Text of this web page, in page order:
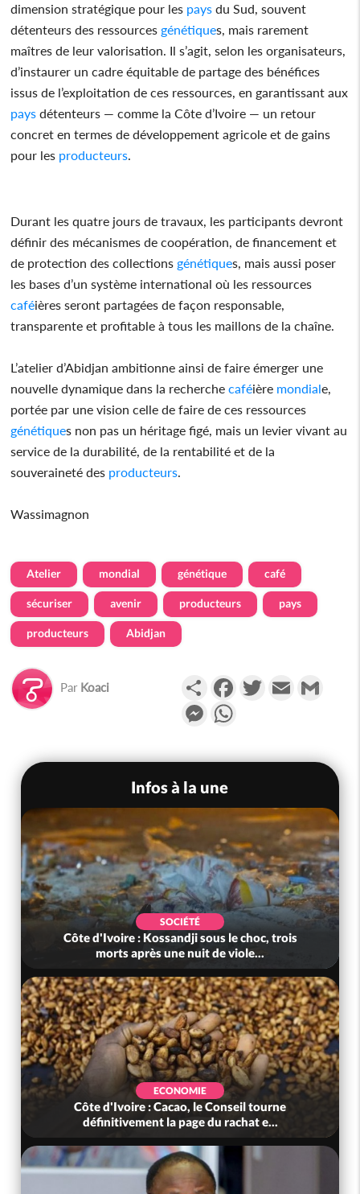
dimension stratégique pour les pays du Sud, souvent
détenteurs des ressources génétiques, mais rarement
maîtres de leur valorisation. Il s’agit, selon les organisateurs,
d’instaurer un cadre équitable de partage des bénéfices
issus de l’exploitation de ces ressources, en garantissant aux
pays détenteurs — comme la Côte d’Ivoire — un retour
concret en termes de développement agricole et de gains
pour les producteurs.
Durant les quatre jours de travaux, les participants devront
définir des mécanismes de coopération, de financement et
de protection des collections génétiques, mais aussi poser
les bases d’un système international où les ressources
caféières seront partagées de façon responsable,
transparente et profitable à tous les maillons de la chaîne.
L’atelier d’Abidjan ambitionne ainsi de faire émerger une
nouvelle dynamique dans la recherche caféière mondiale,
portée par une vision celle de faire de ces ressources
génétiques non pas un héritage figé, mais un levier vivant au
service de la durabilité, de la rentabilité et de la
souveraineté des producteurs.
Wassimagnon
Atelier mondial génétique café
sécuriser avenir producteurs pays
producteurs Abidjan
Par Koaci PartagerFacebookTwitterEmail
Messenger
Infos à la une
SOCIÉTÉ
Côte d'Ivoire : Kossandji sous le choc, trois
morts après une nuit de viole...
ECONOMIE
Côte d'Ivoire : Cacao, le Conseil tourne
définitivement la page du rachat e...